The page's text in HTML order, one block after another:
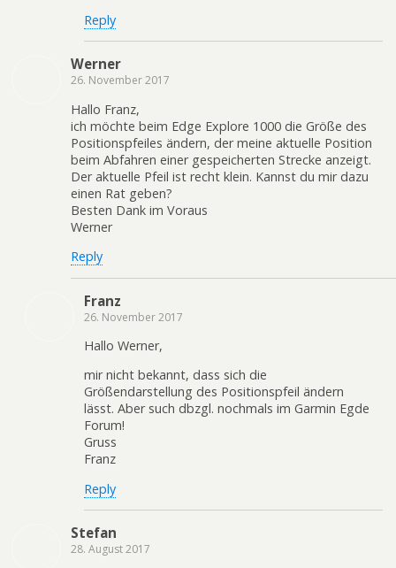
Reply
Werner
26. November 2017
Hallo Franz,
ich möchte beim Edge Explore 1000 die Größe des
Positionspfeiles ändern, der meine aktuelle Position
beim Abfahren einer gespeicherten Strecke anzeigt.
Der aktuelle Pfeil ist recht klein. Kannst du mir dazu
einen Rat geben?
Besten Dank im Voraus
Werner
Reply
Franz
26. November 2017
Hallo Werner,
mir nicht bekannt, dass sich die
Größendarstellung des Positionspfeil ändern
lässt. Aber such dbzgl. nochmals im Garmin Egde
Forum!
Gruss
Franz
Reply
Stefan
28. August 2017